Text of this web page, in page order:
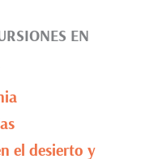
EN
el desierto y